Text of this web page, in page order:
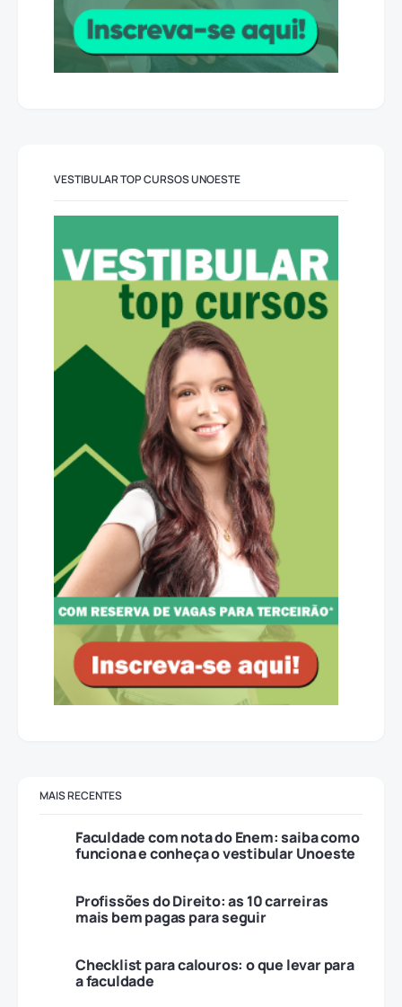
VESTIBULAR TOP CURSOS UNOESTE
MAIS RECENTES
Faculdade com nota do Enem: saiba como
funciona e conheça o vestibular Unoeste
Profissões do Direito: as 10 carreiras
mais bem pagas para seguir
Checklist para calouros: o que levar para
a faculdade